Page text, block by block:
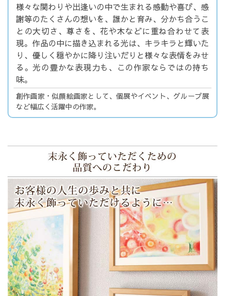
様々な関わりや出逢いの中で生まれる感動や喜び、感
謝等のたくさんの想いを、誰かと育み、分かち合うこ
との大切さ、尊さを、花や木などに重ね合わせて表
現。作品の中に描き込まれる光は、キラキラと輝いた
り、優しく穏やかに降り注いだりと様々な表情をみせ
る。光の豊かな表現力も、この作家ならではの持ち
味。
創作画家・似顔絵画家として、個展やイベント、グループ展
など幅広く活躍中の作家。